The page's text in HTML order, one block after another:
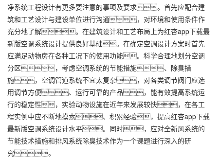
净系统工程设计有更多要注意的事项及要求。首先应配合建
筑和工艺设计与建设单位进行沟通，对环境和使用条件作
充分地了解。在建筑设计和工艺布局上为红杏app下载最
新版空调系统设计提供良好基础。在确定空调设计方案时首先
应满足动物房在各种工况下的使用功能。科学合理地划分空调
分区，考虑空调系统的节能措施、除臭措
施，空调管道系统不宜太复杂，对各类调节阀门应选
用调节方便、运行可靠的产品，能有效提高系统运
行的稳定性，实验动物设施在近年来发展较快，在各工
程实例中应不断地摸索、积累经验，提高红杏app下载
最新版空调系统设计水平。同时，应对全新风系统的
节能技术措施和排风系统除臭技术作为一个课题进行深入的研
究。